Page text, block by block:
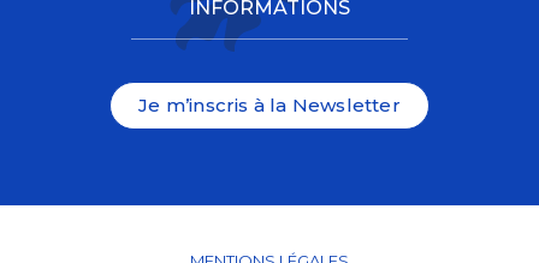
INFORMATIONS
Je m’inscris à la Newsletter